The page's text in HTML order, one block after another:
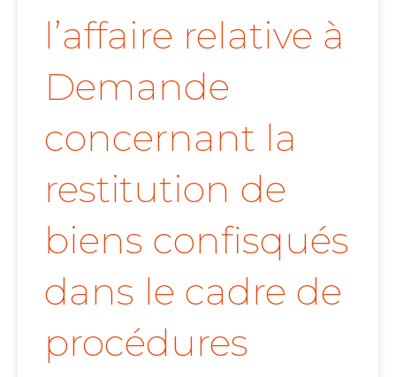
l’affaire relative à
Demande
concernant la
restitution de
biens confisqués
dans le cadre de
procédures